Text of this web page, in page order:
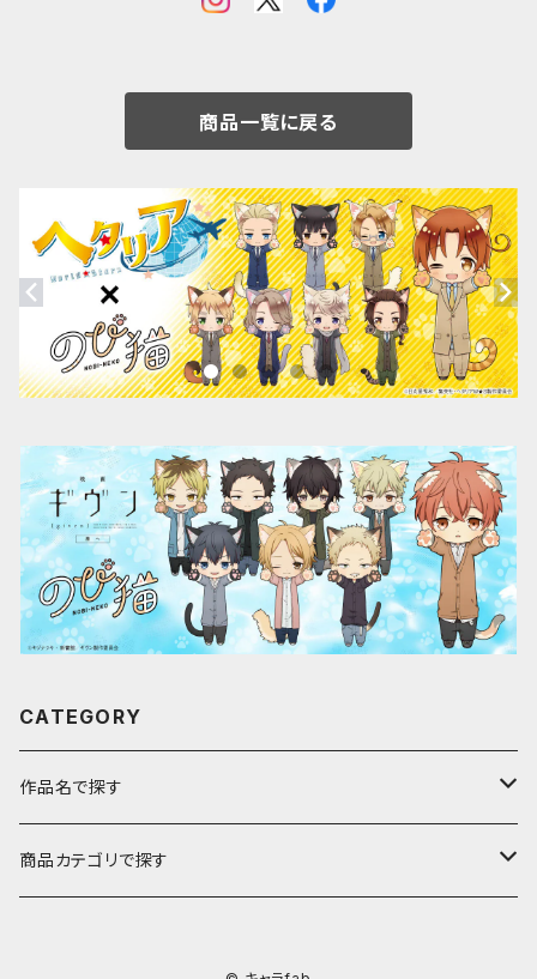
商品一覧に戻る
CATEGORY
作品名で探す
ア行
商品カテゴリで探す